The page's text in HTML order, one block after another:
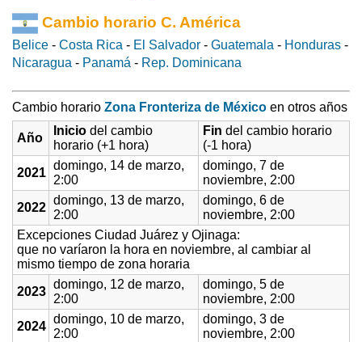
Cambio horario C. América
Belice - Costa Rica - El Salvador - Guatemala - Honduras -
Nicaragua - Panamá - Rep. Dominicana
Cambio horario Zona Fronteriza de México en otros años
Año
Inicio del cambio
horario (+1 hora)
Fin del cambio horario
(-1 hora)
2021
domingo, 14 de marzo,
2:00
domingo, 7 de
noviembre, 2:00
2022
domingo, 13 de marzo,
2:00
domingo, 6 de
noviembre, 2:00
Excepciones Ciudad Juárez y Ojinaga:
que no varíaron la hora en noviembre, al cambiar al
mismo tiempo de zona horaria
2023
domingo, 12 de marzo,
2:00
domingo, 5 de
noviembre, 2:00
2024
domingo, 10 de marzo,
2:00
domingo, 3 de
noviembre, 2:00